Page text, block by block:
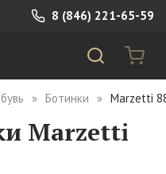
8 (846) 221-65-59
Ботинки Marzetti
Marzetti